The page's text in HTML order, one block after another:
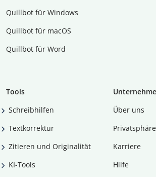
Quillbot für Windows
Quillbot für macOS
Quillbot für Word
Tools
Schreibhilfen
Textkorrektur
Zitieren und Originalität
KI-Tools
Über uns
Karriere
Hilfe